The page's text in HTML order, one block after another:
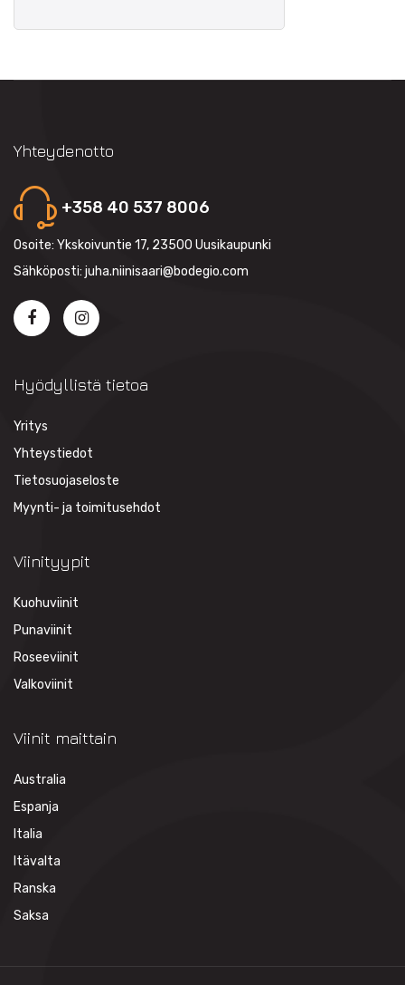
Yhteydenotto
+358 40 537 8006
Osoite: Ykskoivuntie 17, 23500 Uusikaupunki
Sähköposti: juha.niinisaari@bodegio.com
Hyödyllistä tietoa
Yritys
Yhteystiedot
Tietosuojaseloste
Myynti- ja toimitusehdot
Viinityypit
Kuohuviinit
Punaviinit
Roseeviinit
Valkoviinit
Viinit maittain
Australia
Espanja
Italia
Itävalta
Ranska
Saksa